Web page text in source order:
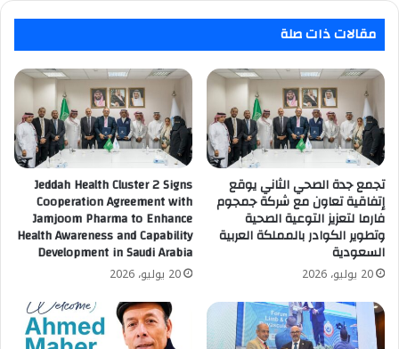
مقالات ذات صلة
تجمع جدة الصحي الثاني يوقع
إتفاقية تعاون مع شركة جمجوم
فارما لتعزيز التوعية الصحية
وتطوير الكوادر بالمملكة العربية
السعودية
20 يوليو، 2026
Jeddah Health Cluster 2 Signs
Cooperation Agreement with
Jamjoom Pharma to Enhance
Health Awareness and Capability
Development in Saudi Arabia
20 يوليو، 2026